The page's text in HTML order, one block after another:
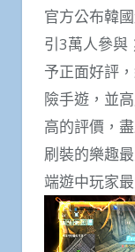
官方公布韓
引3萬人參與
予正面好評
險手遊，並
高的評價，
刷裝的樂趣
端遊中玩家